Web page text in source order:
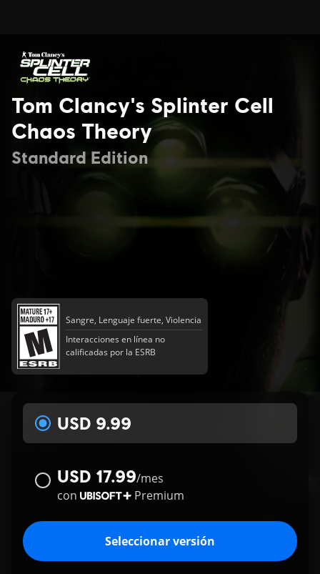
Tom Clancy's Splinter Cell
Chaos Theory
Standard Edition
Sangre, Lenguaje fuerte, Violencia
Interacciones en línea no
calificadas por la ESRB
USD 9.99
USD 17.99/mes
con
Premium
Seleccionar versión